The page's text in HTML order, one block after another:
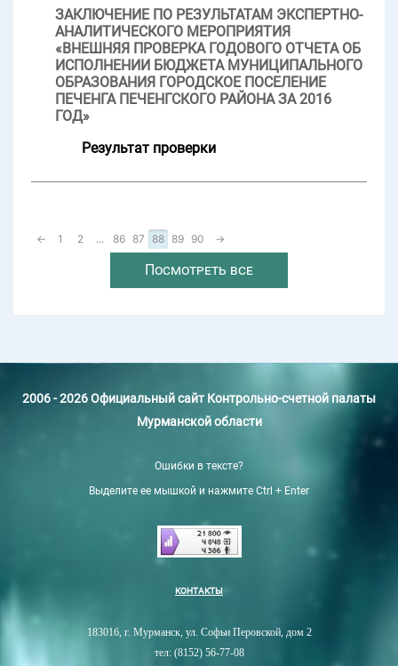
ЗАКЛЮЧЕНИЕ ПО РЕЗУЛЬТАТАМ ЭКСПЕРТНО-
АНАЛИТИЧЕСКОГО МЕРОПРИЯТИЯ
«ВНЕШНЯЯ ПРОВЕРКА ГОДОВОГО ОТЧЕТА ОБ
ИСПОЛНЕНИИ БЮДЖЕТА МУНИЦИПАЛЬНОГО
ОБРАЗОВАНИЯ ГОРОДСКОЕ ПОСЕЛЕНИЕ
ПЕЧЕНГА ПЕЧЕНГСКОГО РАЙОНА ЗА 2016
ГОД»
Результат проверки
← 1 2 ... 86 87 88 89 90 →
Посмотреть все
2006 - 2026 Официальный сайт Контрольно-счетной палаты
Мурманской области
Ошибки в тексте?
Выделите ее мышкой и нажмите Ctrl + Enter
КОНТАКТЫ
183016, г. Мурманск, ул. Софьи Перовской, дом 2
тел: (8152) 56-77-08